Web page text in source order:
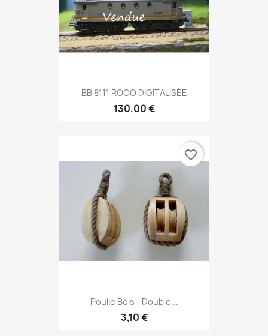
BB 8111 ROCO DIGITALISÉE
130,00 €
Poulie Bois - Double...
3,10 €
favorite_border